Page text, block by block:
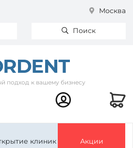
Москва
Поиск
подход к вашему бизнесу
клиник Акции